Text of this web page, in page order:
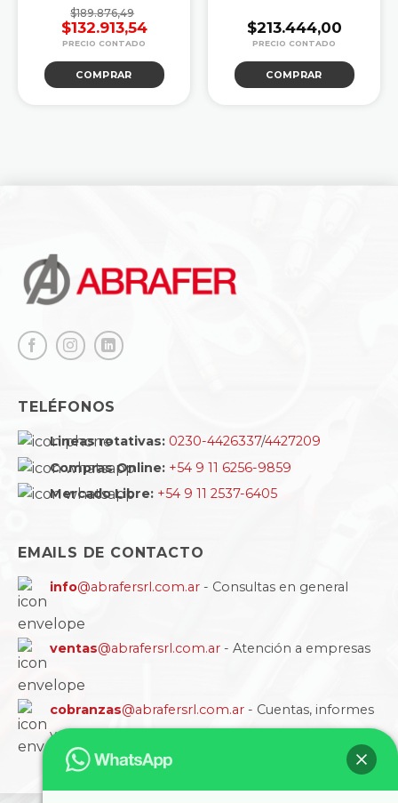
$189.876,49
precio
original
$132.913,54
precio
actual
COMPRAR
$213.444,00
COMPRAR
TELÉFONOS
Lineas rotativas: 0230-4426337/4427209
Compras Online: +54 9 11 6256-9859
Mercado Libre: +54 9 11 2537-6405
EMAILS DE CONTACTO
info@abrafersrl.com.ar - Consultas en general
ventas@abrafersrl.com.ar - Atención a empresas
cobranzas@abrafersrl.com.ar - Cuentas, informes
y comprobantes